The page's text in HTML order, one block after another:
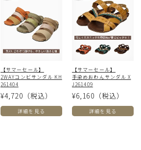
【サマーセール】
2WAYコンビサンダル KH
261404
¥4,720 （税込）
詳細を見る
【サマーセール】
手染めおわんサンダル X
J261409
¥6,160 （税込）
詳細を見る